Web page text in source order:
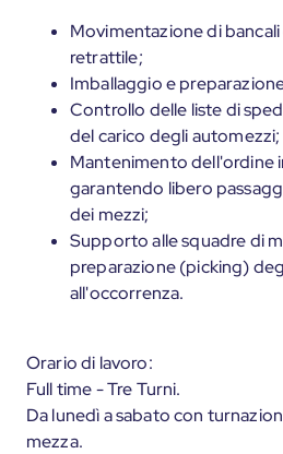
Movimentazione di
retrattile;
Imballaggio e
Controllo delle liste di
del carico degli automezzi;
Mantenimento dell'ordine
garantendo libero
dei mezzi;
Supporto alle squadre di
preparazione (picking)
all'occorrenza.
Orario di lavoro:
Full time - Tre Turni.
Da lunedì a sabato con
mezza.